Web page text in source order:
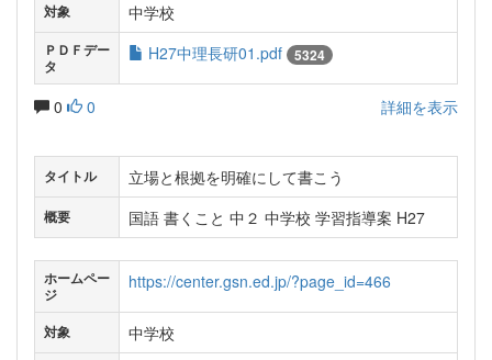
対象 中学校
ＰＤＦデー
タ
H27中理長研01.pdf 5324
0 0 詳細を表示
タイトル 立場と根拠を明確にして書こう
概要 国語 書くこと 中２ 中学校 学習指導案 H27
ホームペー
ジ
https://center.gsn.ed.jp/?page_id=466
対象 中学校